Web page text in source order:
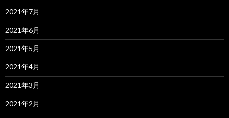
2021年7月
2021年6月
2021年5月
2021年4月
2021年3月
2021年2月